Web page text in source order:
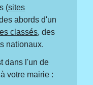
(sites
abords d'un
classés, des
nationaux.
dans l'un de
votre mairie :